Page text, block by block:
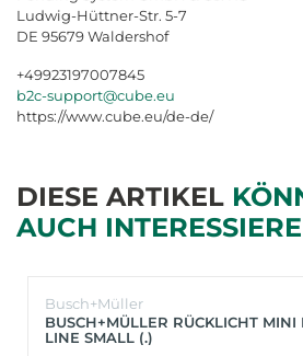
Ludwig-Hüttner-Str. 5-7
DE 95679 Waldershof
+49923197007845
b2c-support@cube.eu
https://www.cube.eu/de-de/
DIESE ARTIKEL
AUCH
Busch+Müller
BUSCH+MÜLLER RÜCKLICHT MINI
LINE SMALL (.)